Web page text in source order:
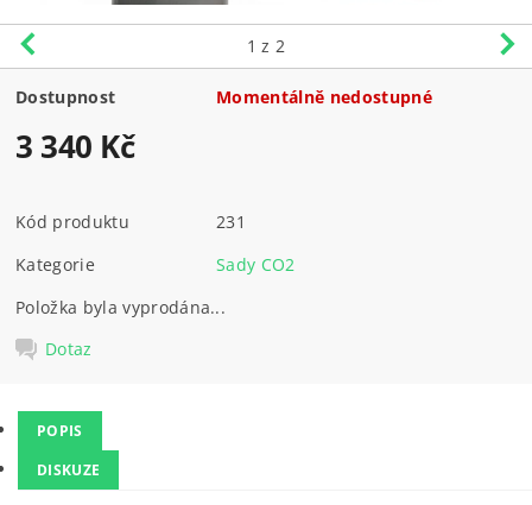
1 z 2
Dostupnost Momentálně nedostupné
3 340 Kč
Kód produktu
231
Kategorie
Sady CO2
Položka byla vyprodána...
Dotaz
POPIS
DISKUZE